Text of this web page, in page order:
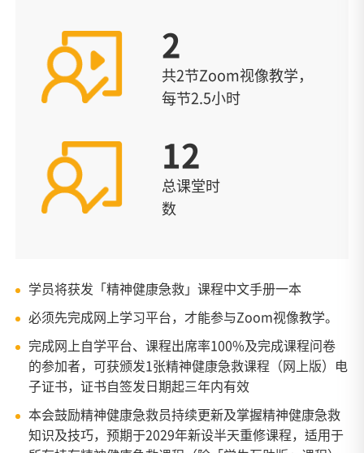
2
共2节Zoom视像教学，
每节2.5小时
12
总课堂时
数
学员将获发「精神健康急救」课程中文手册一本
必须先完成网上学习平台，才能参与Zoom视像教学。
完成网上自学平台、课程出席率100%及完成课程问卷
的参加者，可获颁发1张精神健康急救课程（网上版）电
子证书，证书自签发日期起三年内有效
本会鼓励精神健康急救员持续更新及掌握精神健康急救
知识及技巧，预期于2029年新设半天重修课程，适用于